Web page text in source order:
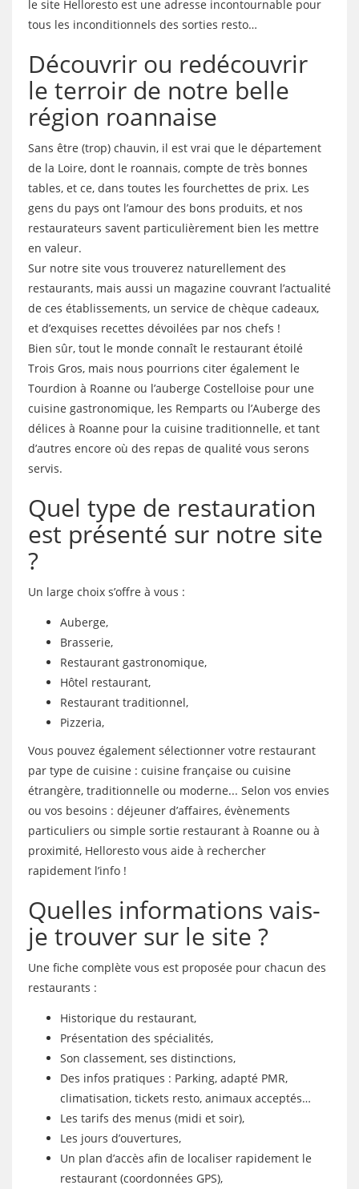
le site Helloresto est une adresse incontournable pour
tous les inconditionnels des sorties resto…
Découvrir ou redécouvrir
le terroir de notre belle
région roannaise
Sans être (trop) chauvin, il est vrai que le département
de la Loire, dont le roannais, compte de très bonnes
tables, et ce, dans toutes les fourchettes de prix. Les
gens du pays ont l’amour des bons produits, et nos
restaurateurs savent particulièrement bien les mettre
en valeur.
Sur notre site vous trouverez naturellement des
restaurants, mais aussi un magazine couvrant l’actualité
de ces établissements, un service de chèque cadeaux,
et d’exquises recettes dévoilées par nos chefs !
Bien sûr, tout le monde connaît le restaurant étoilé
Trois Gros, mais nous pourrions citer également le
Tourdion à Roanne ou l’auberge Costelloise pour une
cuisine gastronomique, les Remparts ou l’Auberge des
délices à Roanne pour la cuisine traditionnelle, et tant
d’autres encore où des repas de qualité vous serons
servis.
Quel type de restauration
est présenté sur notre site
?
Un large choix s’offre à vous :
Auberge,
Brasserie,
Restaurant gastronomique,
Hôtel restaurant,
Restaurant traditionnel,
Pizzeria,
Vous pouvez également sélectionner votre restaurant
par type de cuisine : cuisine française ou cuisine
étrangère, traditionnelle ou moderne... Selon vos envies
ou vos besoins : déjeuner d’affaires, évènements
particuliers ou simple sortie restaurant à Roanne ou à
proximité, Helloresto vous aide à rechercher
rapidement l’info !
Quelles informations vais-
je trouver sur le site ?
Une fiche complète vous est proposée pour chacun des
restaurants :
Historique du restaurant,
Présentation des spécialités,
Son classement, ses distinctions,
Des infos pratiques : Parking, adapté PMR,
climatisation, tickets resto, animaux acceptés…
Les tarifs des menus (midi et soir),
Les jours d’ouvertures,
Un plan d’accès afin de localiser rapidement le
restaurant (coordonnées GPS),